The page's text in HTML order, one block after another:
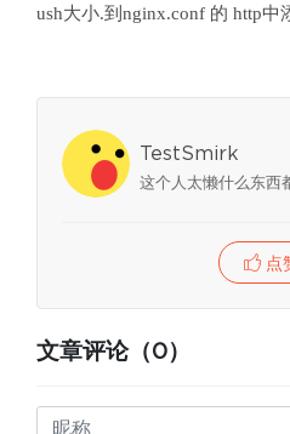
ush大小.到nginx.conf 的 http中
TestSmirk
这个人太懒什么东西
点
文章评论（0）